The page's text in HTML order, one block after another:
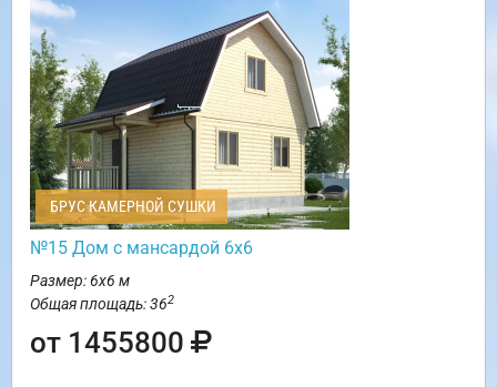
БРУС КАМЕРНОЙ СУШКИ
№15 Дом с мансардой 6х6
Размер: 6х6 м
Общая площадь: 362
от 1455800